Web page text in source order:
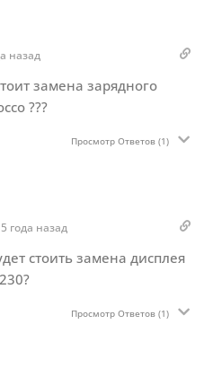
назад
замена зарядного
???
Просмотр Ответов(1)
года назад
стоить замена дисплея
Просмотр Ответов(1)